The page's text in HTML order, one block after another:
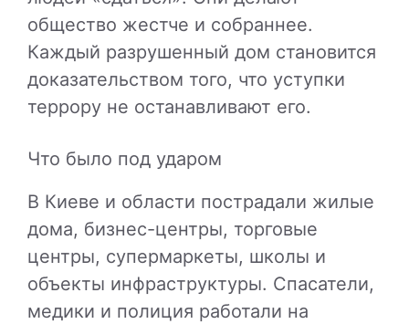
общество жестче и собраннее.
Каждый разрушенный дом становится
доказательством того, что уступки
террору не останавливают его.
Что было под ударом
В Киеве и области пострадали жилые
дома, бизнес-центры, торговые
центры, супермаркеты, школы и
объекты инфраструктуры. Спасатели,
медики и полиция работали на